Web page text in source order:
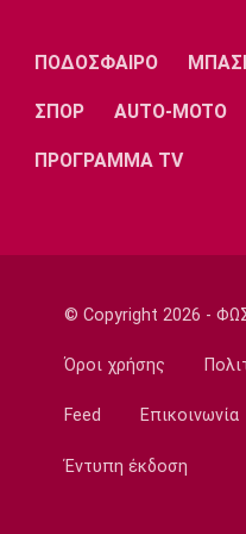
Ελουστόντο: «Θα
Βέλγιο»
23:58
Ολυμπιακός:
Λίσι: «Πρέπει να
Super League 1
Ηρακλής
23:50
ΠΟΔΟΣΦΑΙΡΟ
ΣΠΟΡ AUTO-MOTO
ΠΡΟΓΡΑΜΜΑ TV
© Copyright 2026 -
Όροι χρήσης
Feed Επικοινωνία
Έντυπη έκδοση